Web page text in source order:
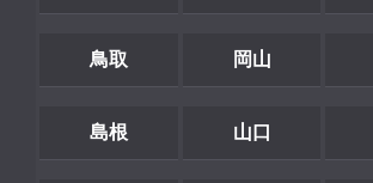
鳥取 岡山
島根 山口